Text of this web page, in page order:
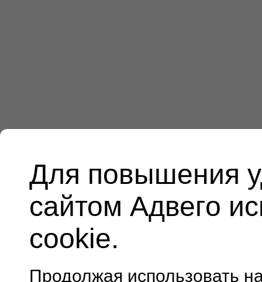
Для повышения
сайтом Адвего
cookie.
Продолжая использовать